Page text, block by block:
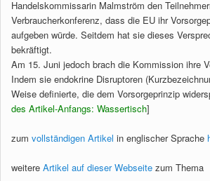
Handelskommissarin Malmström den
Verbraucherkonferenz, dass die EU ihr
aufgeben würde. Seitdem hat sie dieses
bekräftigt.
Am 15. Juni jedoch brach die Kommission ihre
Indem sie endokrine Disruptoren
Weise definierte, die dem Vorsorgeprinzip
des Artikel-Anfangs: Wassertisch]
zum vollständigen Artikel in englischer Sprache
weitere Artikel auf dieser Webseite zum Thema